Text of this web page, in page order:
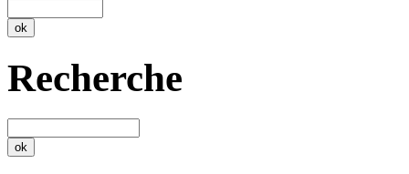
Recherche